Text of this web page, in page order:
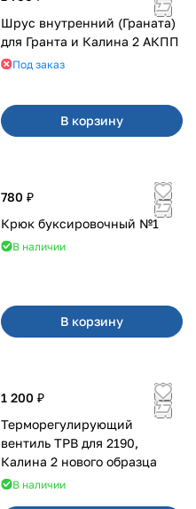
Шрус внутренний (Граната)
для Гранта и Калина 2 АКПП
Под заказ
В корзину
780 ₽
Крюк буксировочный №1
В наличии
В корзину
1 200 ₽
Терморегулирующий
вентиль ТРВ для 2190,
Калина 2 нового образца
В наличии